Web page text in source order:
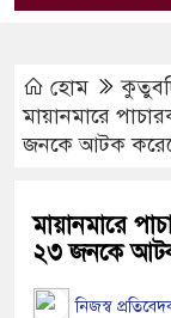
হোম
মায়ানমারে
জনকে আটক
মায়ানমারে
২৩ জনকে আটক
নিজস্ব